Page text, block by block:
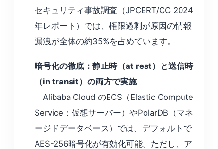
セキュリティ事故調査（JPCERT/CC 2024
年レポート）では、権限過剰が原因の情報
漏洩が全体の約35%を占めています。
暗号化の徹底：静止時（at rest）と送信時
（in transit）の両方で実施
Alibaba Cloud のECS（Elastic Compute
Service：仮想サーバー）やPolarDB（マネ
ージドデータベース）では、デフォルトで
AES-256暗号化が有効化可能。ただし、ア